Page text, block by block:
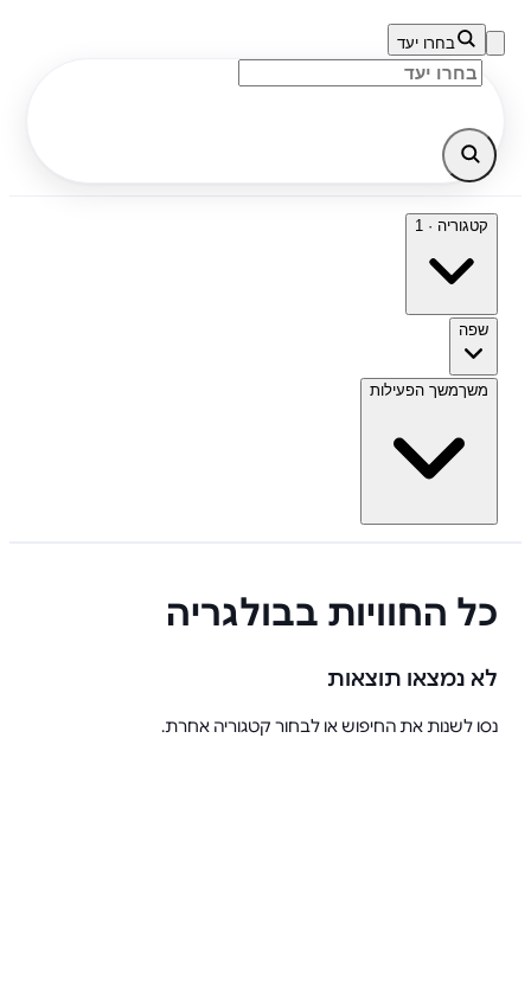
בחרו יעד
קטגוריה · 1
שפה
משךמשך הפעילות
כל החוויות בבולגריה
לא נמצאו תוצאות
נסו לשנות את החיפוש או לבחור קטגוריה אחרת.